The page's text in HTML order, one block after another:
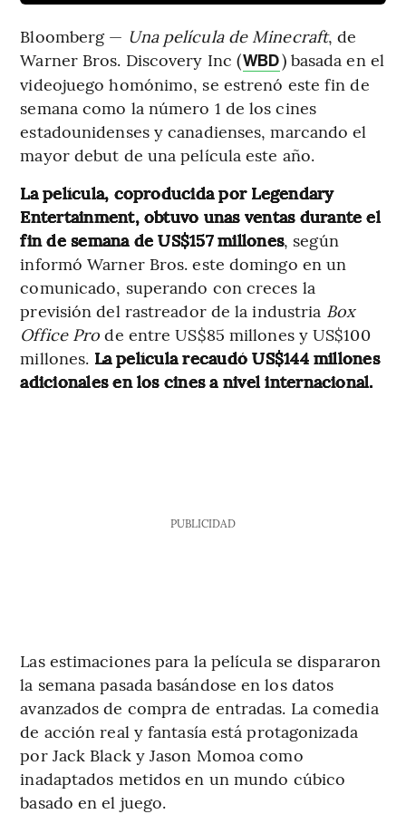
Bloomberg — Una película de Minecraft, de
Warner Bros. Discovery Inc (WBD) basada en el
videojuego homónimo, se estrenó este fin de
semana como la número 1 de los cines
estadounidenses y canadienses, marcando el
mayor debut de una película este año.
La película, coproducida por Legendary
Entertainment, obtuvo unas ventas durante el
fin de semana de US$157 millones, según
informó Warner Bros. este domingo en un
comunicado, superando con creces la
previsión del rastreador de la industria Box
Office Pro de entre US$85 millones y US$100
millones. La película recaudó US$144 millones
adicionales en los cines a nivel internacional.
PUBLICIDAD
Las estimaciones para la película se dispararon
la semana pasada basándose en los datos
avanzados de compra de entradas. La comedia
de acción real y fantasía está protagonizada
por Jack Black y Jason Momoa como
inadaptados metidos en un mundo cúbico
basado en el juego.